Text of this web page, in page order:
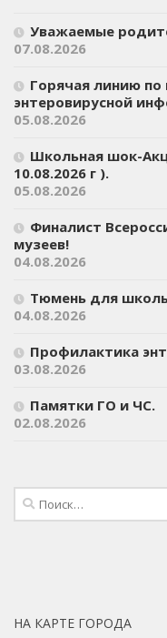
Уважаемые
07.08.2026
Горячая линию
энтеровирусной
05.08.2026
Школьная шок-
10.08.2026 г ).
05.08.2026
Финалист
музеев!
04.08.2026
Тюмень для
04.08.2026
Профилактика
03.08.2026
Памятки ГО и ЧС.
02.08.2026
Найти:
НА КАРТЕ ГОРОДА